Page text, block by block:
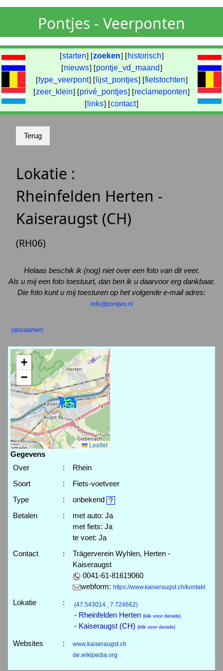
Pontjes - Veerponten
[starten] [zoeken] [ historisch]
[nieuws] [pontje_vd_maand]
[type_veerpont] [ lijst_pontjes] [fietstochten]
[zeer_klein] [privé_pontjes] [reclameponten]
[ links] [contact]
Lokatie :
Rheinfelden Herten -
Kaiseraugst (CH)
(RH06)
Helaas beschik ik (nog) niet over een foto van dit veer.
Als u mij een foto toestuurt, dan ben ik u daarvoor erg dankbaar.
Die foto kunt u mij toesturen op het volgende e-mail adres:
info@pontjes.nl
(disclaimer)
+
−
Leaflet
Gegevens
Over
:
Rhein
Soort
:
Fiets-voetveer
Type
:
onbekend
Betalen
:
met auto: Ja
met fiets: Ja
te voet: Ja
Contact
:
Trägerverein Wyhlen, Herten -
Kaiseraugst
0041-61-81619060
webform: https://www.kaiseraugst.ch/kontakt
Lokatie : (47.543014 , 7.724662)
- Rheinfelden Herten (klik voor details)
- Kaiseraugst (CH) (klik voor details)
Websites :
www.kaiseraugst.ch
de.wikipedia.org